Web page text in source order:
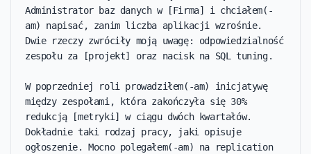
Administrator baz danych w [Firma] i chciałem(-
am) napisać, zanim liczba aplikacji wzrośnie.
Dwie rzeczy zwróciły moją uwagę: odpowiedzialność
zespołu za [projekt] oraz nacisk na SQL tuning.
W poprzedniej roli prowadziłem(-am) inicjatywę
między zespołami, która zakończyła się 30%
redukcją [metryki] w ciągu dwóch kwartałów.
Dokładnie taki rodzaj pracy, jaki opisuje
ogłoszenie. Mocno polegałem(-am) na replication